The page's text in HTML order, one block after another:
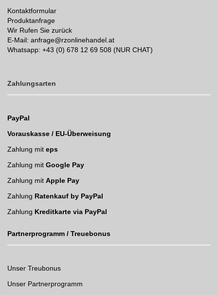
Kontaktformular
Produktanfrage
Wir Rufen Sie zurück
E-Mail: anfrage@rzonlinehandel.at
Whatsapp: +43 (0) 678 12 69 508 (NUR CHAT)
Zahlungsarten
PayPal
Vorauskasse / EU-Überweisung
Zahlung mit eps
Zahlung mit Google Pay
Zahlung mit Apple Pay
Zahlung Ratenkauf by PayPal
Zahlung Kreditkarte via PayPal
Partnerprogramm / Treuebonus
Unser Treubonus
Unser Partnerprogramm